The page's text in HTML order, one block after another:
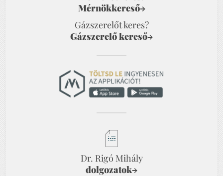
Mérnökkereső→
Gázszerelőt keres?
Gázszerelő kereső→
Dr. Rigó Mihály
dolgozatok→